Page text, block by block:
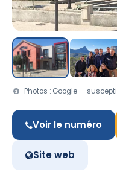
Photos : Google —
Voir le numéro
Site web